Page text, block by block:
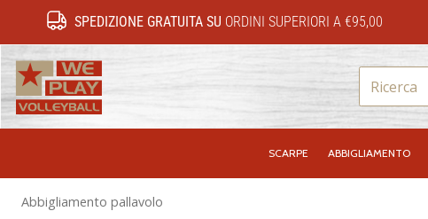
SPEDIZIONE GRATUITA SU ORDINI SUPERIORI A €95,00
SCARPE ABBIGLIAMENTO
Abbigliamento pallavolo